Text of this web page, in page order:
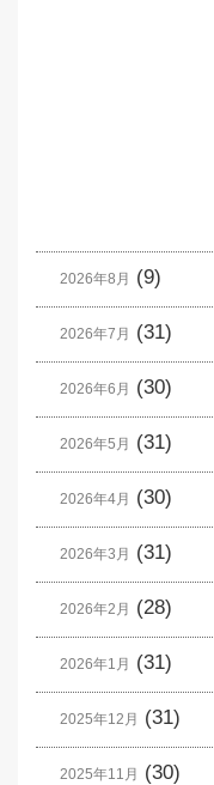
2026年8月 (9)
2026年7月 (31)
2026年6月 (30)
2026年5月 (31)
2026年4月 (30)
2026年3月 (31)
2026年2月 (28)
2026年1月 (31)
2025年12月 (31)
2025年11月 (30)